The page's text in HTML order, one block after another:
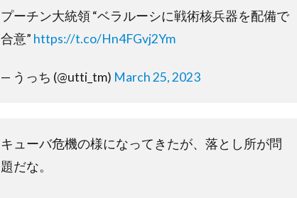
プーチン大統領 “ベラルーシに戦術核兵器を配備で
合意” https://t.co/Hn4FGvj2Ym
— うっち (@utti_tm) March 25, 2023
キューバ危機の様になってきたが、落とし所が問
題だな。